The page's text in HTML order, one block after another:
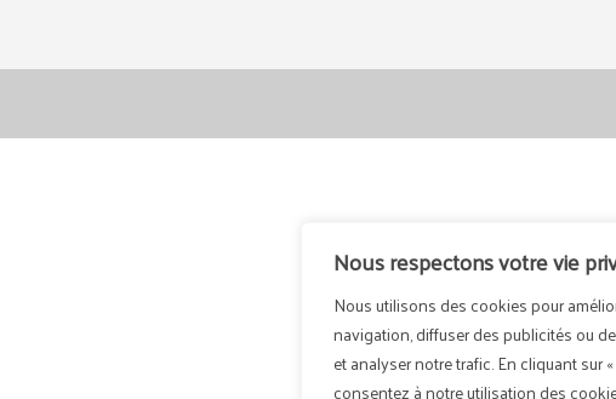
Nous respectons votre vie
Nous utilisons des cookies pour
navigation, diffuser des publicités ou
et analyser notre trafic. En cliquant sur
consentez à notre utilisation des